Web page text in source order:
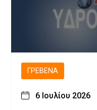
ΓΡΕΒΕΝΆ
6 Ιουλίου 2026